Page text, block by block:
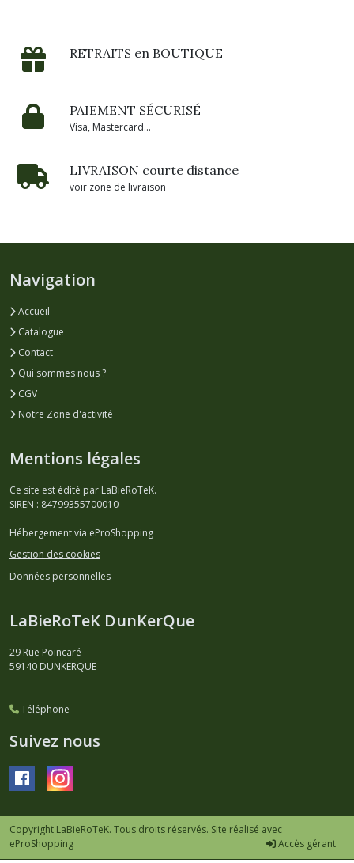
RETRAITS en BOUTIQUE
PAIEMENT SÉCURISÉ
Visa, Mastercard...
LIVRAISON courte distance
voir zone de livraison
Navigation
Accueil
Catalogue
Contact
Qui sommes nous ?
CGV
Notre Zone d'activité
Mentions légales
Ce site est édité par LaBieRoTeK.
SIREN : 84799355700010
Hébergement via eProShopping
Gestion des cookies
Données personnelles
LaBieRoTeK DunKerQue
29 Rue Poincaré
59140 DUNKERQUE
Téléphone
Suivez nous
Copyright LaBieRoTeK. Tous droits réservés. Site réalisé avec
eProShopping
Accès gérant